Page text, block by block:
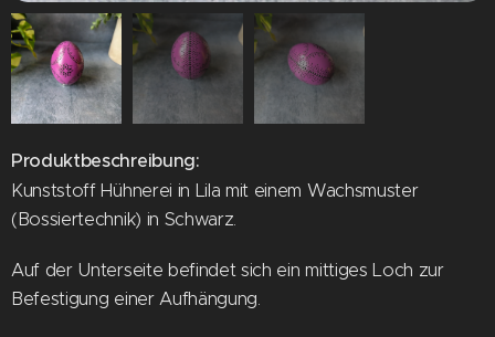
Produktbeschreibung:
Kunststoff Hühnerei in Lila mit einem Wachsmuster
(Bossiertechnik) in Schwarz.
Auf der Unterseite befindet sich ein mittiges Loch zur
Befestigung einer Aufhängung.